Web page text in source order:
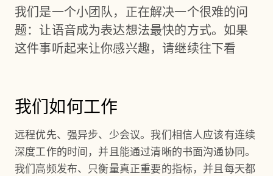
我们是一个小团队，正在解决一个很难的问
题：让语音成为表达想法最快的方式。如果
这件事听起来让你感兴趣，请继续往下看
我们如何工作
远程优先、强异步、少会议。我们相信人应该有连续
深度工作的时间，并且能通过清晰的书面沟通协同。
我们高频发布、只衡量真正重要的指标，并且每天都